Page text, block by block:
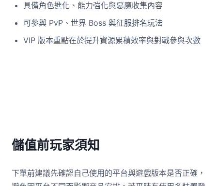
具備角色進化、能力強化與惡魔收集內容
可參與 PvP、世界 Boss 與征服排名玩法
VIP 版本重點在於提升資源累積效率與對戰參與次數
儲值前玩家須知
下單前建議先確認自己使用的平台與遊戲版本是否正確，